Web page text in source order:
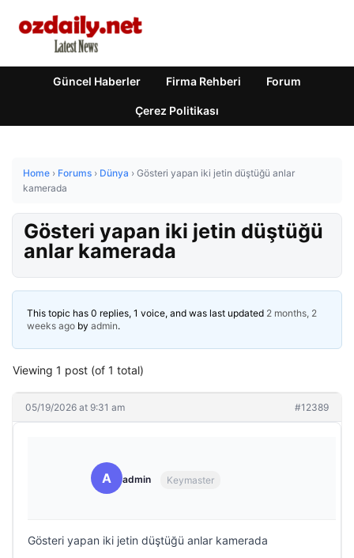
Güncel Haberler Firma Rehberi Forum
Çerez Politikası
Home › Forums › Dünya › Gösteri yapan iki jetin düştüğü anlar
kamerada
Gösteri yapan iki jetin düştüğü
anlar kamerada
This topic has 0 replies, 1 voice, and was last updated 2 months, 2
weeks ago by admin.
Viewing 1 post (of 1 total)
05/19/2026 at 9:31 am #12389
A admin Keymaster
Gösteri yapan iki jetin düştüğü anlar kamerada